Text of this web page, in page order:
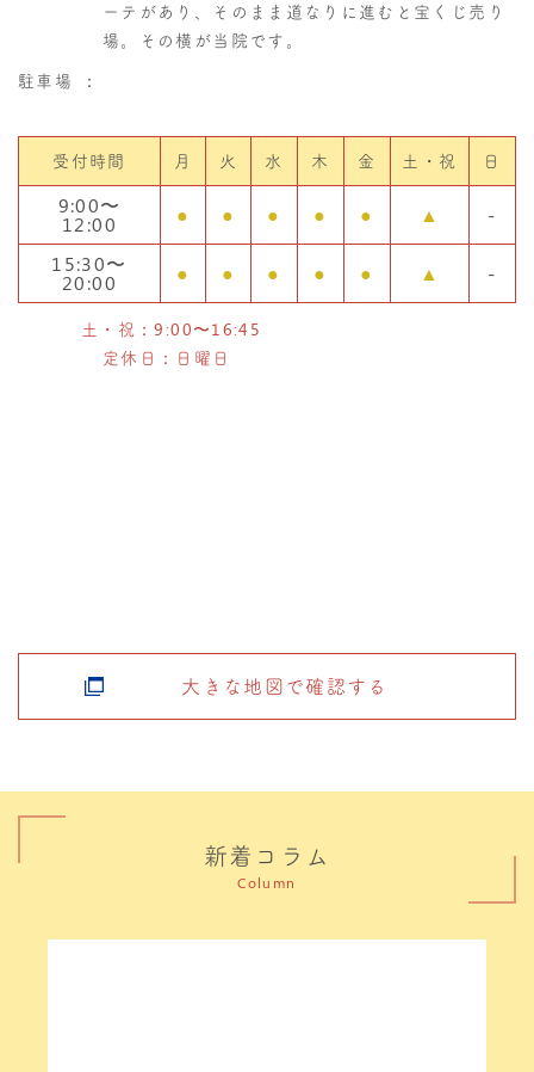
ーテがあり、そのまま道なりに進むと宝くじ売り
場。その横が当院です。
駐車場
：
受付時間 月 火 水 木 金 土・祝 日
9:00〜
12:00 ● ● ● ● ● ▲
-
15:30〜
20:00 ● ● ● ● ● ▲ -
土・祝：9:00〜16:45
定休日：日曜日
大きな地図で確認する
新着コラム
Column